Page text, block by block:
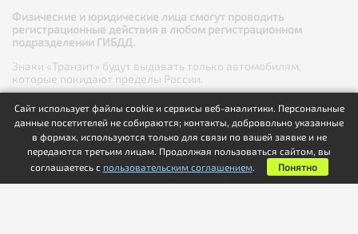
Физические и юридические лица смогут проводить
регистрационные действия в любом регистрационном
подразделении ГИБДД.
Знаки «Транзит» будут выдавать только автомобилям,
которые покидают пределы России.
Согласно регламенту, время исполнения регистрационных
действий сокращено с трех часов до часа. Кроме того, должно
уменьшиться время, отведенное на ожидание в очереди, – до
15 минут.
При похищении или утрате регистрационных знаков
проходить перерегистрацию автомобиля будет не нужно.
Сайт использует файлы cookie и сервисы веб-аналитики. Персональные
данные посетителей не собираются; контакты, добровольно указанные
в формах, используются только для связи по вашей заявке и не
передаются третьим лицам. Продолжая пользоваться сайтом, вы
соглашаетесь с пользовательским соглашением. Понятно